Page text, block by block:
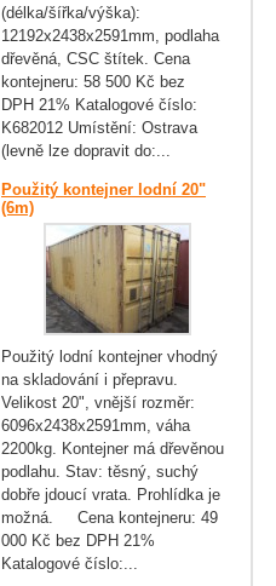
(délka/šířka/výška):
12192x2438x2591mm, podlaha
dřevěná, CSC štítek. Cena
kontejneru: 58 500 Kč bez
DPH 21% Katalogové číslo:
K682012 Umístění: Ostrava
(levně lze dopravit do:...
Použitý kontejner lodní 20"
(6m)
Použitý lodní kontejner vhodný
na skladování i přepravu.
Velikost 20", vnější rozměr:
6096x2438x2591mm, váha
2200kg. Kontejner má dřevěnou
podlahu. Stav: těsný, suchý
dobře jdoucí vrata. Prohlídka je
možná. Cena kontejneru: 49
000 Kč bez DPH 21%
Katalogové číslo:...